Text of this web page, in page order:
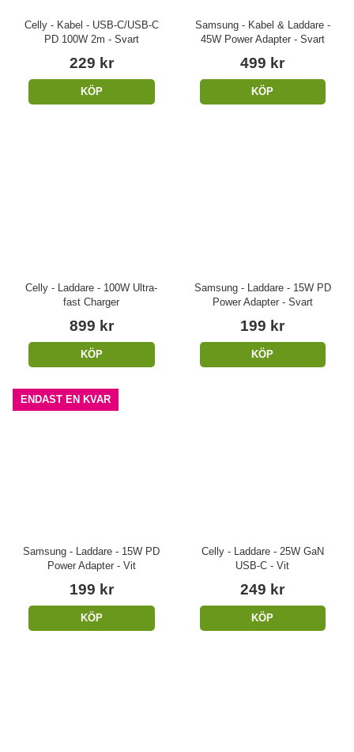
Celly - Kabel - USB-C/USB-C
PD 100W 2m - Svart
229 kr
KÖP
Samsung - Kabel & Laddare -
45W Power Adapter - Svart
499 kr
KÖP
Celly - Laddare - 100W Ultra-
fast Charger
899 kr
KÖP
Samsung - Laddare - 15W PD
Power Adapter - Svart
199 kr
KÖP
ENDAST EN KVAR
Samsung - Laddare - 15W PD
Power Adapter - Vit
199 kr
KÖP
Celly - Laddare - 25W GaN
USB-C - Vit
249 kr
KÖP